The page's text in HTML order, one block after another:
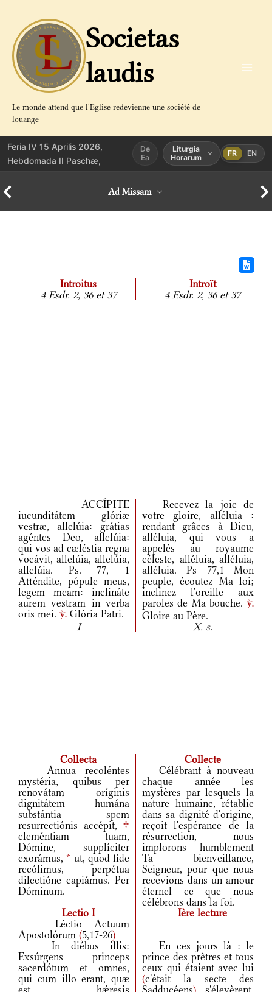
contenu
Societas
laudis
Le monde attend que l'Eglise redevienne une société de
louange
Feria IV 15 Aprilis 2026,
Hebdomada II Paschæ,
De
Ea
Liturgia
Horarum
FR EN
Ad Missam
Introitus
Introït
4 Esdr. 2, 36 et 37
4 Esdr. 2, 36 et 37
ACCÍPITE
iucunditátem glóriæ
vestræ, allelúia: grátias
agéntes Deo, allelúia:
qui vos ad cæléstia regna
vocávit, allelúia, allelúia,
allelúia. Ps. 77, 1
Atténdite, pópule meus,
legem meam: inclináte
aurem vestram in verba
oris mei. v. Glória Patri.
Recevez la joie de
votre gloire, alléluia :
rendant grâces à Dieu,
alléluia, qui vous a
appelés au royaume
céleste, alléluia, alléluia,
alléluia. Ps 77,1 Mon
peuple, écoutez Ma loi;
inclinez l'oreille aux
paroles de Ma bouche. v.
Gloire au Père.
I
X. s.
Collecta
Collecte
Annua recoléntes
mystéria, quibus per
renovátam oríginis
dignitátem humána
substántia spem
resurrectiónis accépit, †
cleméntiam tuam,
Dómine, supplíciter
exorámus,* ut, quod fide
recólimus, perpétua
dilectióne capiámus. Per
Dóminum.
Célébrant à nouveau
chaque année les
mystères par lesquels la
nature humaine, rétablie
dans sa dignité d'origine,
reçoit l'espérance de la
résurrection, nous
implorons humblement
Ta bienveillance,
Seigneur, pour que nous
recevions dans un amour
éternel ce que nous
célébrons dans la foi.
Lectio I
Ière lecture
Léctio Actuum
Apostolórum (5,17-26)
In diébus illis:
Exsúrgens princeps
sacerdótum et omnes,
qui cum illo erant, quæ
En ces jours là : le
prince des prêtres et tous
ceux qui étaient avec lui
(c'était la secte des